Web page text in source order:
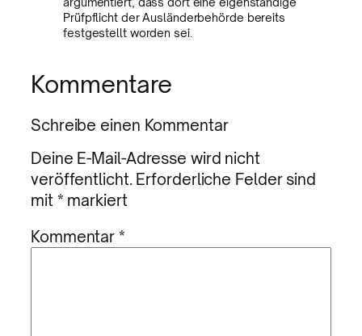
Prüfpflicht der Ausländerbehörde bereits
festgestellt worden sei.
Kommentare
Schreibe einen Kommentar
Deine E-Mail-Adresse wird nicht
veröffentlicht. Erforderliche Felder sind
mit * markiert
Kommentar*